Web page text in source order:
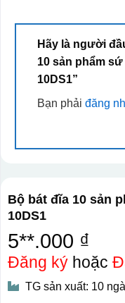
Hãy là người
10 sản phẩm
10DS1”
Bạn phải đăng
Bộ bát đĩa 10 sản
10DS1
5**.000 ₫
Đăng kýhoặc
TG sản xuất: 10